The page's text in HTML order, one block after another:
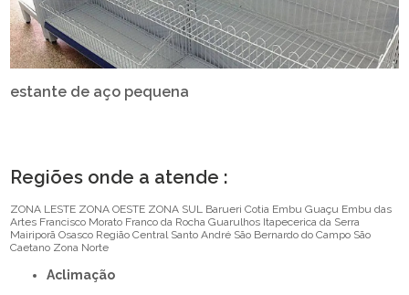
estante de aço pequena
Regiões onde a atende :
ZONA LESTE ZONA OESTE ZONA SUL Barueri Cotia Embu Guaçu Embu das
Artes Francisco Morato Franco da Rocha Guarulhos Itapecerica da Serra
Mairiporã Osasco Região Central Santo André São Bernardo do Campo São
Caetano Zona Norte
Aclimação